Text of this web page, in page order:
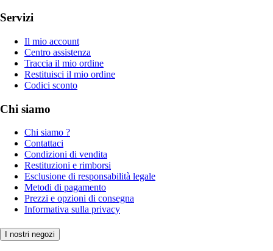
Servizi
Il mio account
Centro assistenza
Traccia il mio ordine
Restituisci il mio ordine
Codici sconto
Chi siamo
Chi siamo ?
Contattaci
Condizioni di vendita
Restituzioni e rimborsi
Esclusione di responsabilità legale
Metodi di pagamento
Prezzi e opzioni di consegna
Informativa sulla privacy
I nostri negozi